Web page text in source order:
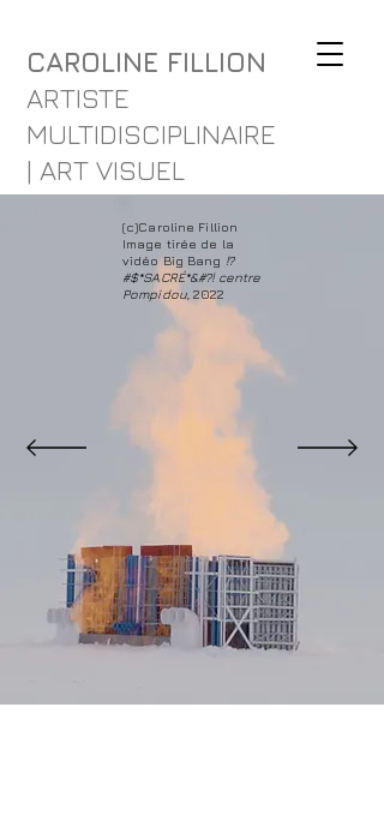
CAROLINE FILLION
ARTISTE
MULTIDISCIPLINAIRE
| ART VISUEL
(c)Caroline Fillion
Image tirée de la
vidéo Big Bang !?
#$*SACRÉ*&#?! centre
Pompidou, 2022